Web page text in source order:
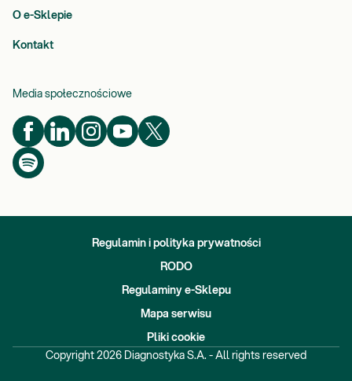
O e-Sklepie
Kontakt
Media społecznościowe
Regulamin i polityka prywatności
RODO
Regulaminy e-Sklepu
Mapa serwisu
Pliki cookie
Copyright 2026 Diagnostyka S.A. - All rights reserved